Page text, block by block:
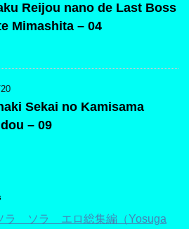
Reijou nano de Last Boss
Mimashita – 04
Sekai no Kamisama
– 09
ラ ソラ エロ総集編（Yosuga